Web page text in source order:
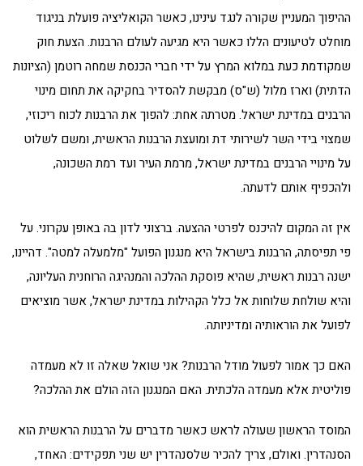
ההיפוך המעניין שקורה לנגד עינינו, כאשר הקואליציה פועלת בניגוד
מוחלט לטיעונים הללו כאשר היא מגיעה לעולם הרבנות. הצעת חוק
שמקודמת כעת במלוא המרץ על ידי חברי הכנסת שמחה רוטמן (הציונות
הדתית) וארז מלול (ש"ס) מבקשת להסדיר בחקיקה את תחום מינוי
הרבנים במדינת ישראל. מטרתה אחת: להפוך את הרבנות לכוח ריכוזי,
שמצוי בידי השר לשירותי דת ומועצת הרבנות הראשית, ומשם לשלוט
על מינויי הרבנים במדינת ישראל, מרמת העיר ועד רמת השכונה,
ולהכפיף אותם לדעתה.
אין זה המקום להיכנס לפרטי ההצעה. ברצוני לדון בה באופן עקרוני. על
פי תפיסתה, הרבנות בישראל היא מנגנון הפועל "מלמעלה למטה". דהיינו,
ישנה רבנות ראשית, שהיא פוסקת ההלכה והמנהיגה הרוחנית העליונה,
והיא שולחת שלוחות אל כלל הקהילות במדינת ישראל, אשר מוציאים
לפועל את הוראותיה ומדיניותה.
האם כך אמור לפעול מודל הרבנות? אני שואל שאלה זו לא מעמדה
פוליטית אלא מעמדה הלכתית. האם המנגנון הזה הולם את ההלכה?
המוסד הראשון שעולה לראש כאשר מדברים על הרבנות הראשית הוא
הסנהדרין. ואולם, צריך להכיר שלסנהדרין יש שני תפקידים: האחד,